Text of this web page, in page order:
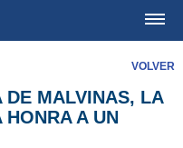
VOLVER
DE MALVINAS, LA
A UN